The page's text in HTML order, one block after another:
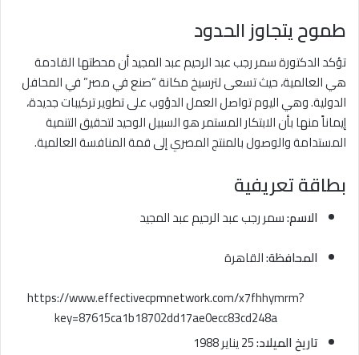
طموح يتجاوز الحدود
تؤكد الدكتورة سمر رجب عبد الرحيم عبد المجيد أن محطتها القادمة
هي العالمية، حيث تسعى لترسيخ مكانة “صنع في مصر” في المحافل
الدولية. وهي اليوم تواصل العمل الدؤوب على تطوير تركيبات جديدة،
إيماناً منها بأن الابتكار المستمر هو السبيل الوحيد لتحقيق التنمية
المستدامة والوصول بالمنتج المصري إلى قمة المنافسة العالمية.
بطاقة تعريفية
الاسم:سمر رجب عبد الرحيم عبد المجيد
المحافظة:القاهرة
https://www.effectivecpmnetwork.com/x7fhhymrm?
key=87615ca1b18702dd17ae0ecc83cd248a
تاريخ الميلاد: